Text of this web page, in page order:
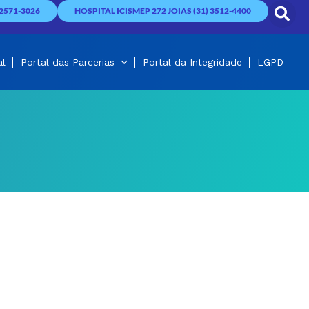
3026 HOSPITAL ICISMEP 272 JOIAS (31) 3512-4400
Portal das Parcerias Portal da Integridade LGPD